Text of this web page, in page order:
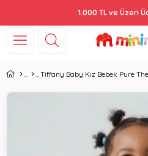
1.000 TL ve Üzeri